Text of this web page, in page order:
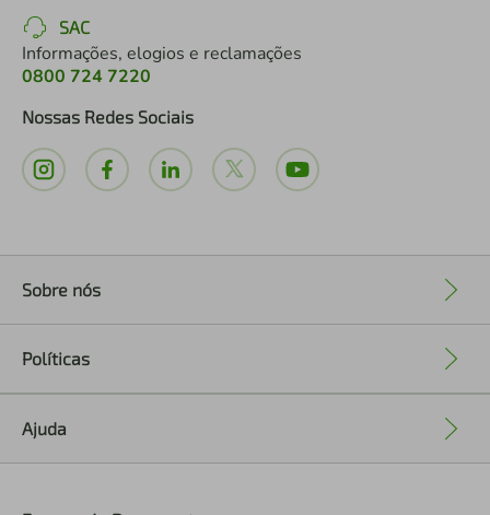
SAC
Informações, elogios e reclamações
0800 724 7220
Nossas Redes Sociais
Sobre nós
Políticas
Ajuda